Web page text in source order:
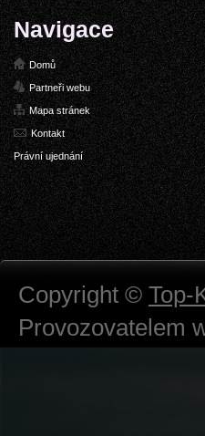
Navigace
Domů
Partneři webu
Mapa stránek
Kontakt
Právní ujednání
Copyright © Top-
Provozovatelem